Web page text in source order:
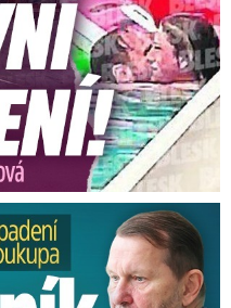
Agáty promluvil